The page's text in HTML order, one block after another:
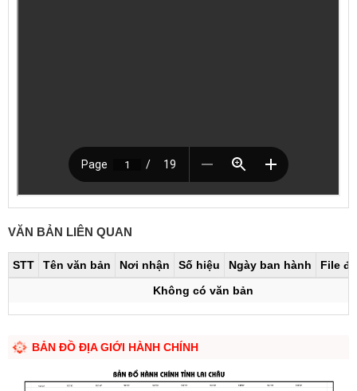
VĂN BẢN LIÊN QUAN
STT Tên văn bản Nơi nhận Số hiệu Ngày ban hành
File
Không có văn bản
BẢN ĐỒ ĐỊA GIỚI HÀNH CHÍNH